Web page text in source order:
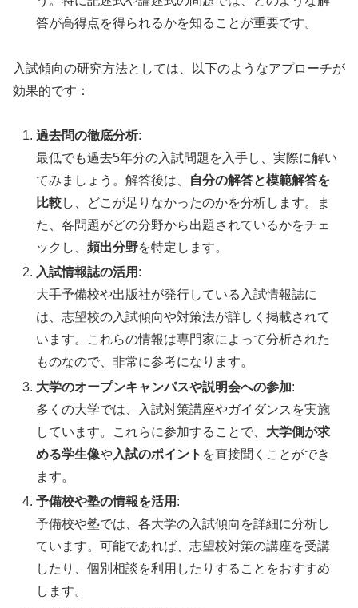
答が高得点を得られるかを知ることが重要です。
入試傾向の研究方法としては、以下のようなアプローチが
効果的です：
過去問の徹底分析:
最低でも過去5年分の入試問題を入手し、実際に解い
てみましょう。解答後は、
自分の解答と模範解答を
比較し、どこが足りなかったのかを分析します。ま
た、各問題がどの分野から出題されているかをチェ
ックし、頻出分野を特定します。
入試情報誌の活用 :
大手予備校や出版社が発行している入試情報誌に
は、志望校の入試傾向や対策法が詳しく掲載されて
います。これらの情報は専門家によって分析された
ものなので、非常に参考になります。
大学のオープンキャンパスや説明会への参加:
多くの大学では、入試対策講座やガイダンスを実施
しています。これらに参加することで、 大学側が求
める学生像や入試のポイント を直接聞くことができ
ます。
予備校や塾の情報を活用 :
予備校や塾では、各大学の入試傾向を詳細に分析し
ています。可能であれば、志望校対策の講座を受講
したり、個別相談を利用したりすることをおすすめ
します。